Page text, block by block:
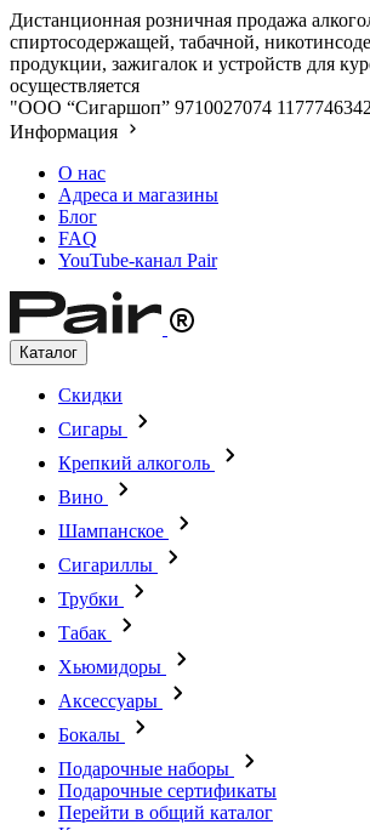
Дистанционная розничная продажа
спиртосодержащей, табачной,
продукции, зажигалок и устройств для
осуществляется
"ООО “Сигаршоп” 9710027074
Информация
О нас
Адреса и магазины
Блог
FAQ
YouTube-канал Pair
Каталог
Скидки
Сигары
Крепкий алкоголь
Вино
Шампанское
Сигариллы
Трубки
Табак
Хьюмидоры
Аксессуары
Бокалы
Подарочные наборы
Подарочные сертификаты
Перейти в общий каталог